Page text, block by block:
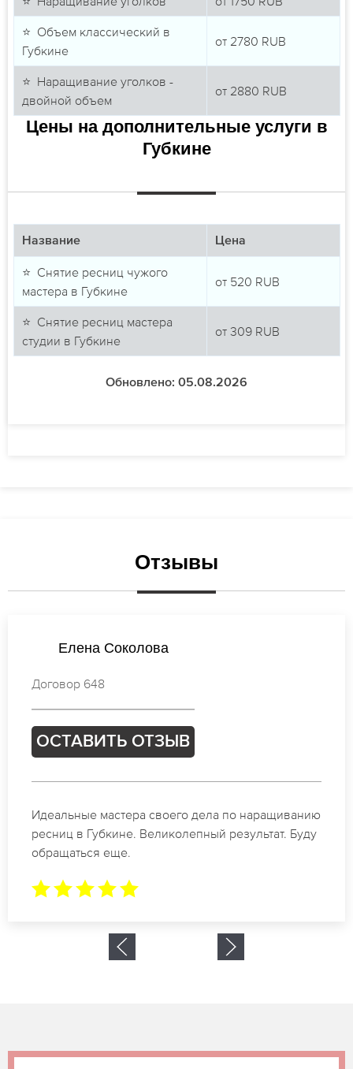
⭐ Объем классический в
Губкине
от 2780 RUB
⭐ Наращивание уголков -
двойной объем
от 2880 RUB
Цены на дополнительные услуги в
Губкине
Название Цена
⭐ Снятие ресниц чужого
мастера в Губкине
от 520 RUB
⭐ Снятие ресниц мастера
студии в Губкине
от 309 RUB
Обновлено: 05.08.2026
Отзывы
Елена Лебедева
Договор 486
ОСТАВИТЬ ОТЗЫВ
Спасибо огромное. Заказывала наращивание
ресниц в Губкине для мероприятия. За 2 часа все
было готово.